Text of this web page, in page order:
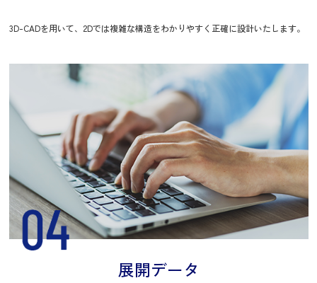
3D-CADを用いて、2Dでは複雑な構造をわかりやすく正確に設計いたします。
展開データ